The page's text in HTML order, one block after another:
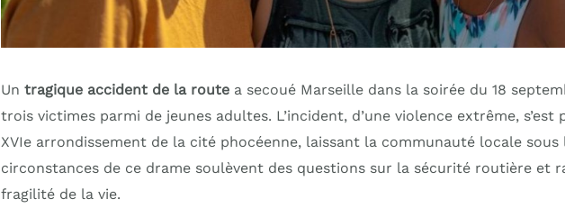
Un tragique accident de la routea secoué Marseille dans la soirée du 18
trois victimes parmi de jeunes adultes. L’incident, d’une violence extrême, s’est
XVIe arrondissement de la cité phocéenne, laissant la communauté locale sous
circonstances de ce drame soulèvent des questions sur la sécurité routière et
fragilité de la vie.